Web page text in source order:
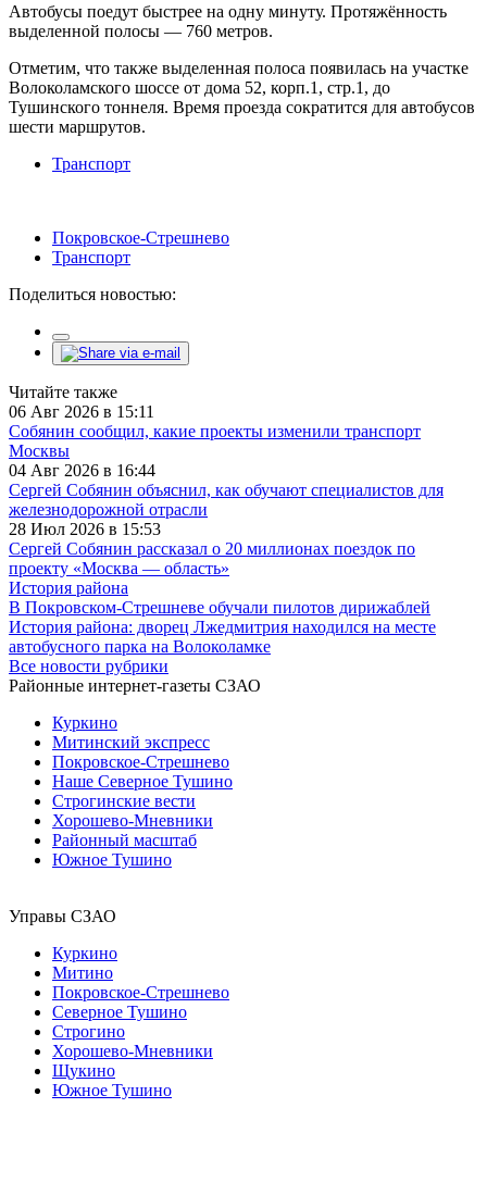
Автобусы поедут быстрее на одну минуту. Протяжённость
выделенной полосы — 760 метров.
Отметим, что также выделенная полоса появилась на участке
Волоколамского шоссе от дома 52, корп.1, стр.1, до
Тушинского тоннеля. Время проезда сократится для автобусов
шести маршрутов.
Транспорт
Покровское-Стрешнево
Транспорт
Поделиться новостью:
Читайте также
06 Авг 2026 в 15:11
Собянин сообщил, какие проекты изменили транспорт
Москвы
04 Авг 2026 в 16:44
Сергей Собянин объяснил, как обучают специалистов для
железнодорожной отрасли
28 Июл 2026 в 15:53
Сергей Собянин рассказал о 20 миллионах поездок по
проекту «Москва — область»
История района
В Покровском-Стрешневе обучали пилотов дирижаблей
История района: дворец Лжедмитрия находился на месте
автобусного парка на Волоколамке
Все новости рубрики
Районные интернет-газеты СЗАО
Куркино
Митинский экспресс
Покровское-Стрешнево
Наше Северное Тушино
Строгинские вести
Хорошево-Мневники
Районный масштаб
Южное Тушино
Управы СЗАО
Куркино
Митино
Покровское-Стрешнево
Северное Тушино
Строгино
Хорошево-Мневники
Щукино
Южное Тушино